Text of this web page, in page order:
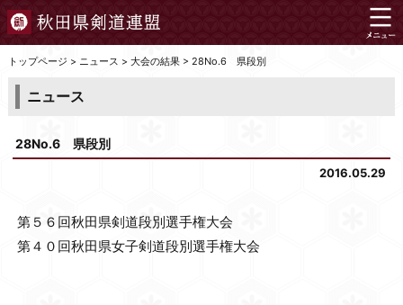
トップページ > ニュース > 大会の結果> 28No.6 県段別
ニュース
28No.6 県段別
2016.05.29
第５６回秋田県剣道段別選手権大会
第４０回秋田県女子剣道段別選手権大会